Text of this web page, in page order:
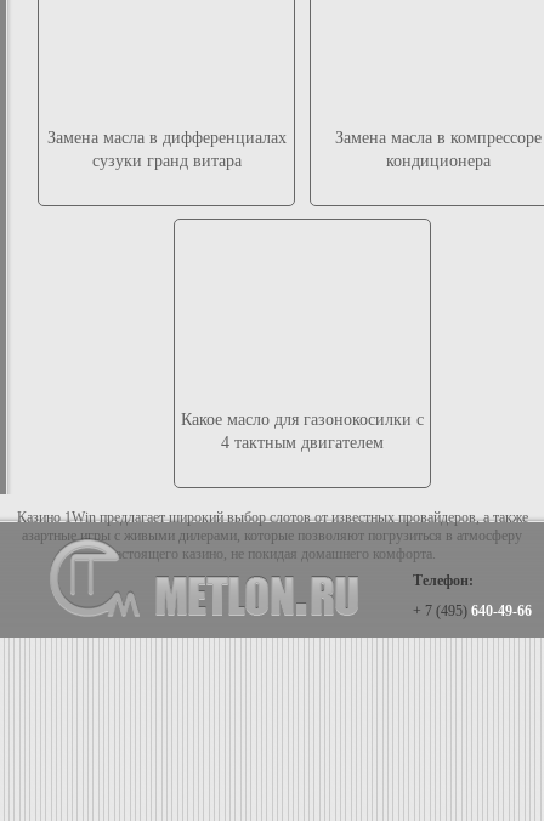
Замена масла в дифференциалах
сузуки гранд витара
Замена масла в компрессоре
кондиционера
Какое масло для газонокосилки с
4 тактным двигателем
Казино 1Win предлагает широкий выбор слотов от известных провайдеров, а также
азартные игры с живыми дилерами, которые позволяют погрузиться в атмосферу
настоящего казино, не покидая домашнего комфорта.
Телефон:
+ 7 (495) 640-49-66